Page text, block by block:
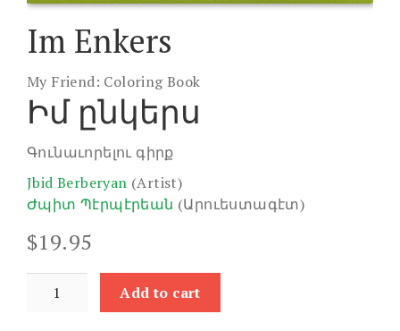
Im Enkers
My Friend: Coloring Book
Իմ ընկերս
Գունաւորելու գիրք
Jbid Berberyan (Artist)
Ժպիտ Պէրպէրեան (Արուեստագէտ)
$19.95
Enkers
Add to cart